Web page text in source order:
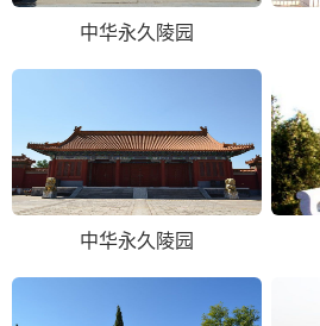
中华永久陵园
中华永久陵园